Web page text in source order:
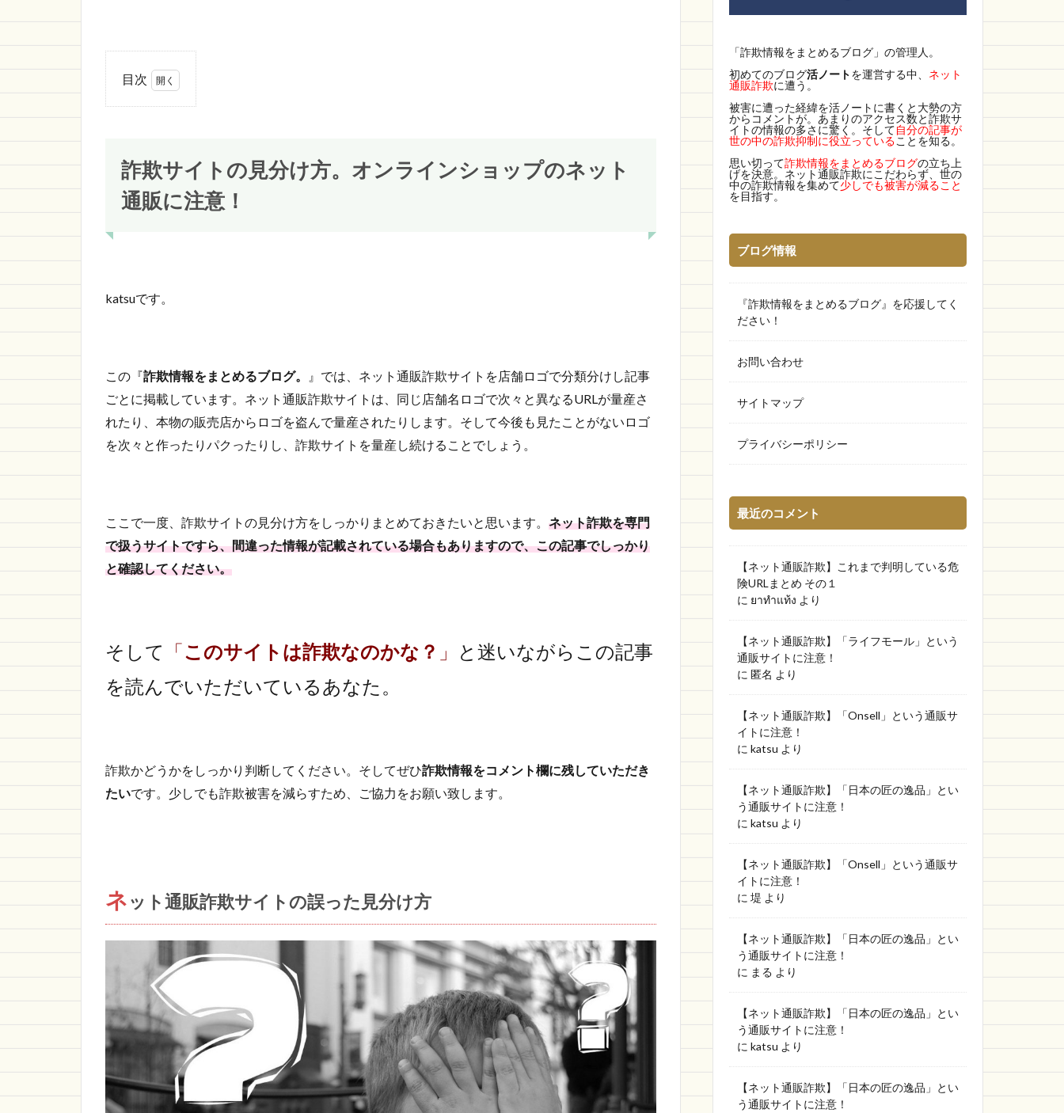
目次
見分
方。
ネッ
意！
1.1
ネッ
ト通
販詐
見分
け方
1.1.1
ない文
字列が
使われ
ている
ないド
メイン
で始ま
ネッ
ト通
イト
の特
詐欺サイトの見分け方。オンラインショップのネット
通販に注意！
katsuです。
この『詐欺情報をまとめるブログ。
』では、ネット通販詐欺サイトを店舗ロゴで分類分けし記事
ごとに掲載しています。ネット通販詐欺サイトは、同じ店舗名ロゴで次々と異なるURLが量産さ
れたり、本物の販売店からロゴを盗んで量産されたりします。そして今後も見たことがないロゴ
を次々と作ったりパクったりし、詐欺サイトを量産し続けることでしょう。
ここで一度、詐欺サイトの見分け方をしっかりまとめておきたいと思います。 ネット詐欺を専門
で扱うサイトですら、間違った情報が記載されている場合もありますので、この記事でしっかり
と確認してください。
そして 「このサイトは詐欺なのかな？ 」
と迷いながらこの記事
を読んでいただいているあなた。
詐欺かどうかをしっかり判断してください。そしてぜひ詐欺情報をコメント欄に残していただき
たいです。少しでも詐欺被害を減らすため、ご協力をお願い致します。
ネット通販詐欺サイトの誤った見分け方
「詐欺情報をまとめるブログ」の管理人。
初めてのブログ活ノートを運営する中、 ネット
通販詐欺に遭う。
被害に遭った経緯を活ノートに書くと大勢の方
からコメントが。あまりのアクセス数と詐欺サ
イトの情報の多さに驚く。そして自分の記事が
世の中の詐欺抑制に役立っていることを知る。
思い切って詐欺情報をまとめるブログの立ち上
げを決意。ネット通販詐欺にこだわらず、世の
中の詐欺情報を集めて少しでも被害が減ること
を目指す。
ブログ情報
『詐欺情報をまとめるブログ』を応援してく
ださい！
お問い合わせ
サイトマップ
プライバシーポリシー
最近のコメント
【ネット通販詐欺】これまで判明している危
険URLまとめ その１
に ยาทำแท้ง より
【ネット通販詐欺】「ライフモール」という
通販サイトに注意！
に 匿名 より
【ネット通販詐欺】「Onsell」という通販サ
イトに注意！
に katsu より
【ネット通販詐欺】「日本の匠の逸品」とい
う通販サイトに注意！
に katsu より
【ネット通販詐欺】「Onsell」という通販サ
イトに注意！
に 堤 より
【ネット通販詐欺】「日本の匠の逸品」とい
う通販サイトに注意！
に まる より
【ネット通販詐欺】「日本の匠の逸品」とい
う通販サイトに注意！
に katsu より
【ネット通販詐欺】「日本の匠の逸品」とい
う通販サイトに注意！